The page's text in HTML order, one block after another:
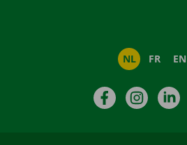
NL FR EN
Facebook